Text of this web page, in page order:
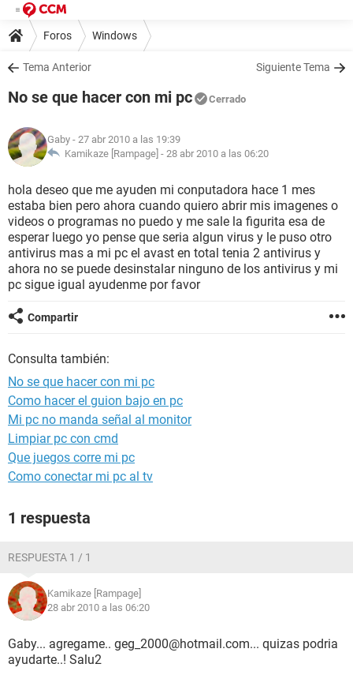
Foros Windows
Tema Anterior Siguiente Tema
No se que hacer con mi pc Cerrado
Gaby - 27 abr 2010 a las 19:39
Kamikaze [Rampage] - 28 abr 2010 a las 06:20
hola deseo que me ayuden mi conputadora hace 1 mes
estaba bien pero ahora cuando quiero abrir mis imagenes o
videos o programas no puedo y me sale la figurita esa de
esperar luego yo pense que seria algun virus y le puso otro
antivirus mas a mi pc el avast en total tenia 2 antivirus y
ahora no se puede desinstalar ninguno de los antivirus y mi
pc sigue igual ayudenme por favor
Compartir
Consulta también:
No se que hacer con mi pc
Como hacer el guion bajo en pc
Mi pc no manda señal al monitor
Limpiar pc con cmd
Que juegos corre mi pc
Como conectar mi pc al tv
1 respuesta
RESPUESTA 1 / 1
Kamikaze [Rampage]
28 abr 2010 a las 06:20
Gaby... agregame.. geg_2000@hotmail.com... quizas podria
ayudarte..! Salu2